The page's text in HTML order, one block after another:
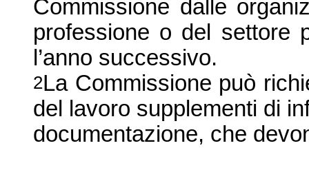
Commissione dalle
professione o del settore
l’anno successivo.
2La Commissione può
del lavoro supplementi di
documentazione, che